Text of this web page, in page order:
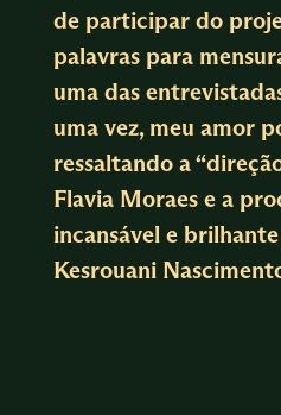
de participar do
palavras para
uma das
uma vez, meu amor
ressaltando a
Flavia Moraes e a
incansável e
Kesrouani